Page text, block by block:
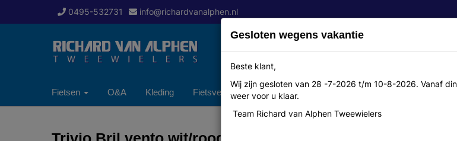
0495-532731 info@richardvanalphen.nl
Fietsen O&A Kleding Fietsverzekering Over ons
Gesloten wegens vakantie
Beste klant,
Wij zijn gesloten van 28 -7-2026 t/m 10-8-2026. Vanaf
weer voor u klaar.
Team Richard van Alphen Tweewielers